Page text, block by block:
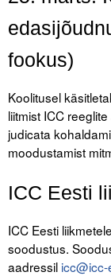
fookus)
Koolitusel
liitmist ICC
judicata
moodustamist
ICC Eesti
ICC Eesti
soodustus.
aadressil